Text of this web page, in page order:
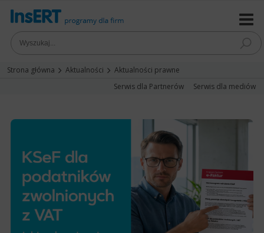
Strona główna Aktualności
Aktualności prawne
Serwis dla Partnerów
Serwis dla mediów